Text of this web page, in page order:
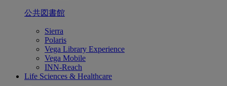
公共図書館
Sierra
Polaris
Vega Library Experience
Vega Mobile
INN-Reach
Life Sciences & Healthcare